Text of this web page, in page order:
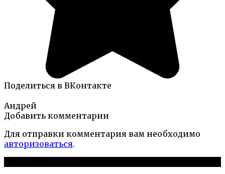
Поделиться в ВКонтакте
Андрей
Добавить комментарии
Для отправки комментария вам необходимо
авторизоваться.